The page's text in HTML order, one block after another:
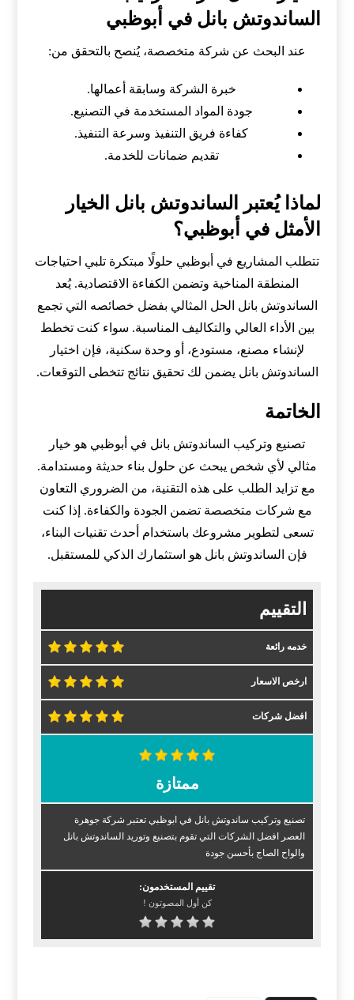
الساندوتش بانل في أبوظبي
عند البحث عن شركة متخصصة، يُنصح بالتحقق من:
خبرة الشركة وسابقة أعمالها.
جودة المواد المستخدمة في التصنيع.
كفاءة فريق التنفيذ وسرعة التنفيذ.
تقديم ضمانات للخدمة.
لماذا يُعتبر الساندوتش بانل الخيار
الأمثل في أبوظبي؟
تتطلب المشاريع في أبوظبي حلولًا مبتكرة تلبي احتياجات
المنطقة المناخية وتضمن الكفاءة الاقتصادية. يُعد
الساندوتش بانل الحل المثالي بفضل خصائصه التي تجمع
بين الأداء العالي والتكاليف المناسبة. سواء كنت تخطط
لإنشاء مصنع، مستودع، أو وحدة سكنية، فإن اختيار
الساندوتش بانل يضمن لك تحقيق نتائج تتخطى التوقعات.
الخاتمة
تصنيع وتركيب الساندوتش بانل في أبوظبي هو خيار
مثالي لأي شخص يبحث عن حلول بناء حديثة ومستدامة.
مع تزايد الطلب على هذه التقنية، من الضروري التعاون
مع شركات متخصصة تضمن الجودة والكفاءة. إذا كنت
تسعى لتطوير مشروعك باستخدام أحدث تقنيات البناء،
فإن الساندوتش بانل هو استثمارك الذكي للمستقبل.
التقييم
خدمه رائعة
ارخص الاسعار
افضل شركات
ممتازة
تصنيع وتركيب ساندوتش بانل في ابوظبي تعتبر شركة جوهرة
العصر افضل الشركات التي تقوم بتصنيع وتوريد الساندوتش بانل
والواح الصاج بأحسن جودة
تقييم المستخدمون:
كن أول المصوتون !